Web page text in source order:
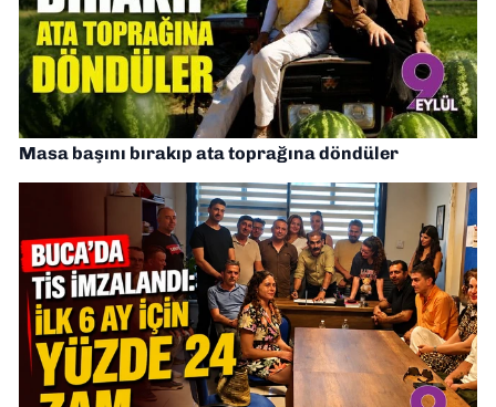
Masa başını bırakıp ata toprağına döndüler